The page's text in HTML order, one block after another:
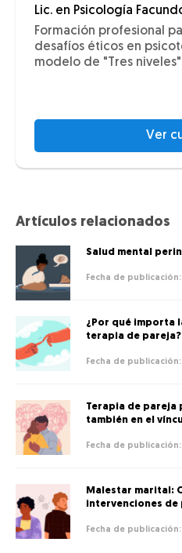
Lic. en Psicología
Formación profesional
desafíos éticos en
modelo de "Tres
Ver
Artículos relacionados
Salud mental
¿Por qué importa
terapia de pareja?
Terapia de pareja
también en el
Malestar marital:
intervenciones de